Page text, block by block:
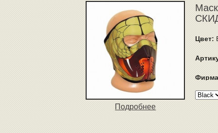
Подробнее
Цвет: